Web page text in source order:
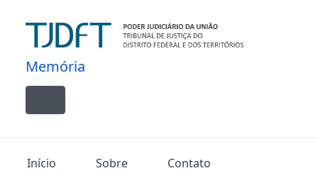
Memória
Toggle navigation
Início Sobre Contato